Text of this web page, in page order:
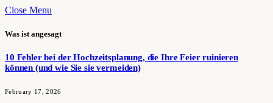
Close Menu
Was ist angesagt
10 Fehler bei der Hochzeitsplanung, die Ihre Feier ruinieren
können (und wie Sie sie vermeiden)
February 17, 2026